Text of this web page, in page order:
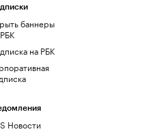
баннеры
на РБК
Новости